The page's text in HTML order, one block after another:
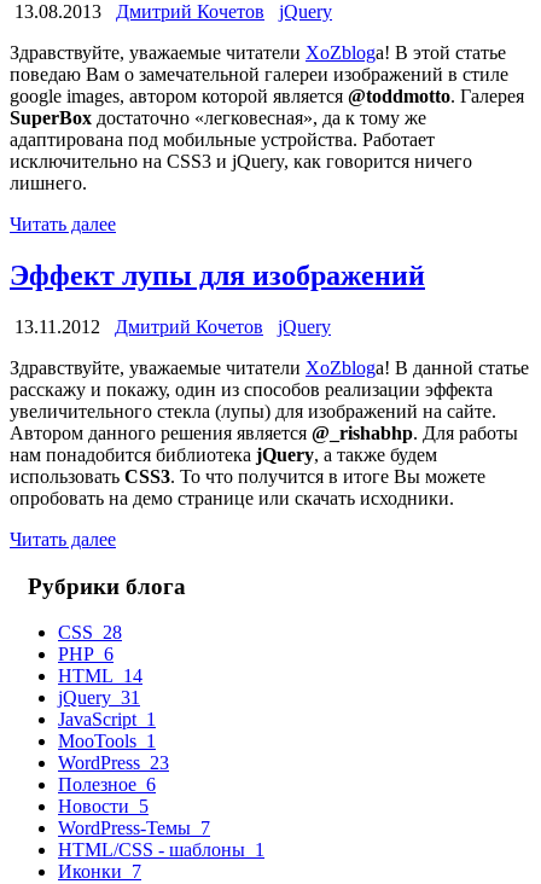
13.08.2013 Дмитрий Кочетов
jQuery
Здравствуйте, уважаемые читатели XoZblogа! В этой статье
поведаю Вам о замечательной галереи изображений в стиле
google images, автором которой является @toddmotto. Галерея
SuperBox достаточно «легковесная», да к тому же
адаптирована под мобильные устройства. Работает
исключительно на CSS3 и jQuery, как говорится ничего
лишнего.
Читать далее
Эффект лупы для изображений
13.11.2012 Дмитрий Кочетов
jQuery
Здравствуйте, уважаемые читатели XoZbloga! В данной статье
расскажу и покажу, один из способов реализации эффекта
увеличительного стекла (лупы) для изображений на сайте.
Автором данного решения является @_rishabhp. Для работы
нам понадобится библиотека jQuery, а также будем
использовать CSS3. То что получится в итоге Вы можете
опробовать на демо странице или скачать исходники.
Читать далее
Рубрики блога
CSS 28
PHP 6
HTML 14
jQuery 31
JavaScript 1
MooTools 1
WordPress 23
Полезное 6
Новости 5
WordPress-Темы 7
HTML/CSS - шаблоны 1
Иконки 7